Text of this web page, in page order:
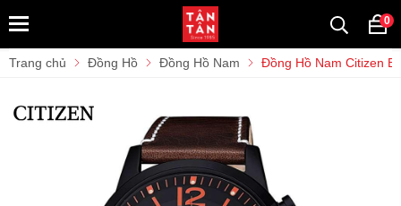
0
Trang chủ Đồng Hồ Đồng Hồ Nam Đồng Hồ Nam Citizen